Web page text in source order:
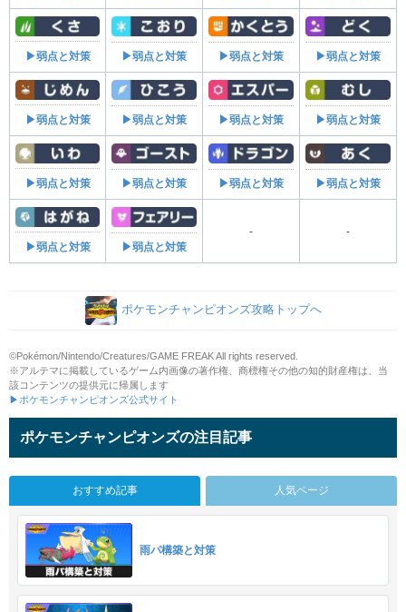
▶弱点と対策 ▶弱点と対策 ▶弱点と対策 ▶弱点と対策
▶弱点と対策 ▶弱点と対策 ▶弱点と対策 ▶弱点と対策
▶弱点と対策 ▶弱点と対策 ▶弱点と対策 ▶弱点と対策
▶弱点と対策 ▶弱点と対策
- -
ポケモンチャンピオンズ攻略トップへ
©Pokémon/Nintendo/Creatures/GAME FREAK All rights reserved.
※アルテマに掲載しているゲーム内画像の著作権、商標権その他の知的財産権は、当
該コンテンツの提供元に帰属します
▶ポケモンチャンピオンズ公式サイト
ポケモンチャンピオンズの注目記事
おすすめ記事 人気ページ
雨パ構築と対策